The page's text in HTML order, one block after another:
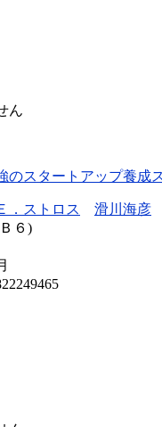
ん
のスタートアップ養成
．ストロス 滑川海彦
６)